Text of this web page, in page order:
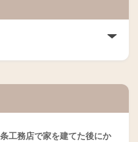
工務店で家を建てた後にか